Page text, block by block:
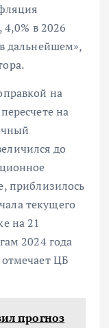
4,0% в 2026
дальнейшем»,
на
на
до
приблизилось
текущего
на 21
2024 года
ЦБ
прогноз